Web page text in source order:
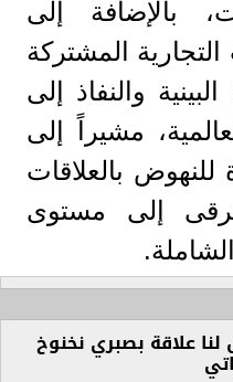
بالإضافة إلى
التجارية المشتركة
والنفاذ إلى
مشيراً إلى
بالعلاقات
إلى مستوى
علاقة بصبري نخنوخ